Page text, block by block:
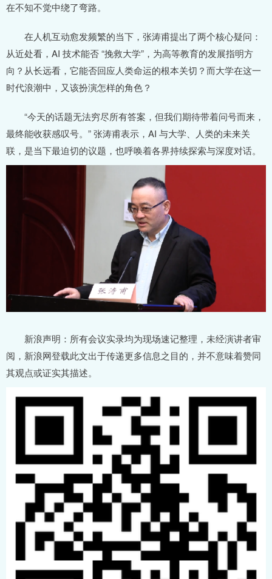
在不知不觉中绕了弯路。
在人机互动愈发频繁的当下，张涛甫提出了两个核心疑问：
从近处看，AI 技术能否 “挽救大学”，为高等教育的发展指明方
向？从长远看，它能否回应人类命运的根本关切？而大学在这一
时代浪潮中，又该扮演怎样的角色？
“今天的话题无法穷尽所有答案，但我们期待带着问号而来，
最终能收获感叹号。” 张涛甫表示，AI 与大学、人类的未来关
联，是当下最迫切的议题，也呼唤着各界持续探索与深度对话。
新浪声明：所有会议实录均为现场速记整理，未经演讲者审
阅，新浪网登载此文出于传递更多信息之目的，并不意味着赞同
其观点或证实其描述。